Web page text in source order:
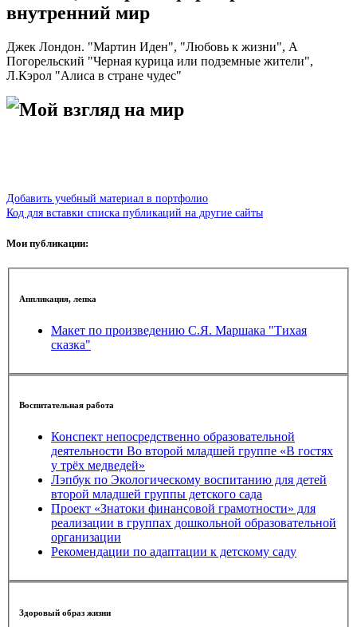
внутренний мир
Джек Лондон. "Мартин Иден", "Любовь к жизни", А
Погорельский "Черная курица или подземные жители",
Л.Кэрол "Алиса в стране чудес"
Мой взгляд на мир
Добавить учебный материал в портфолио
Код для вставки списка публикаций на другие сайты
Мои публикации:
Аппликация, лепка
Макет по произведению С.Я. Маршака "Тихая
сказка"
Воспитательная работа
Конспект непосредственно образовательной
деятельности Во второй младшей группе «В гостях
у трёх медведей»
Лэпбук по Экологическому воспитанию для детей
второй младшей группы детского сада
Проект «Знатоки финансовой грамотности» для
реализации в группах дошкольной образовательной
организации
Рекомендации по адаптации к детскому саду
Здоровый образ жизни